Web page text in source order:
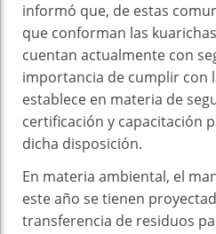
informó que, de estas
que conforman las
cuentan actualmente con
importancia de cumplir con
establece en materia de
certificación y capacitación
dicha disposición.
En materia ambiental, el
este año se tienen
transferencia de residuos